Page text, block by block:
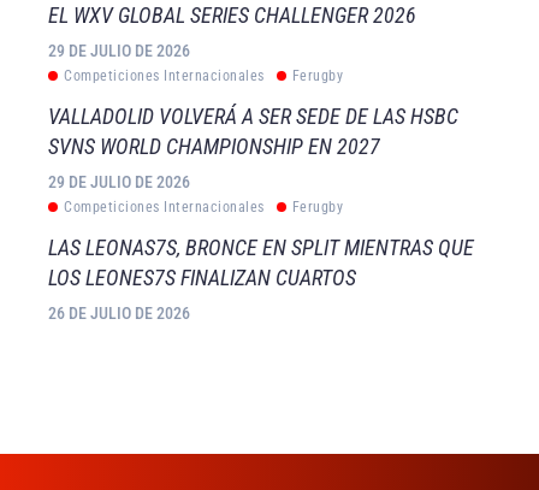
EL WXV GLOBAL SERIES CHALLENGER 2026
29 DE JULIO DE 2026
Competiciones Internacionales Ferugby
VALLADOLID VOLVERÁ A SER SEDE DE LAS HSBC
SVNS WORLD CHAMPIONSHIP EN 2027
29 DE JULIO DE 2026
Competiciones Internacionales Ferugby
LAS LEONAS7S, BRONCE EN SPLIT MIENTRAS QUE
LOS LEONES7S FINALIZAN CUARTOS
26 DE JULIO DE 2026